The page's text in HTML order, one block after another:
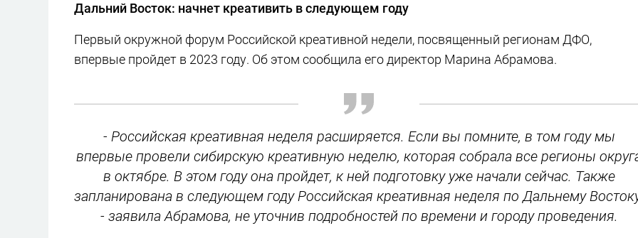
Дальний Восток: начнет креативить в следующем году
Первый окружной форум Российской креативной недели, посвященный регионам ДФО,
впервые пройдет в 2023 году. Об этом сообщила его директор Марина Абрамова.
- Российская креативная неделя расширяется. Если вы помните, в том году мы
впервые провели сибирскую креативную неделю, которая собрала все регионы
в октябре. В этом году она пройдет, к ней подготовку уже начали сейчас. Также
запланирована в следующем году Российская креативная неделя по Дальнему
- заявила Абрамова, не уточнив подробностей по времени и городу проведения.